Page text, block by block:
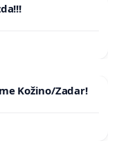
Kožino/Zadar!